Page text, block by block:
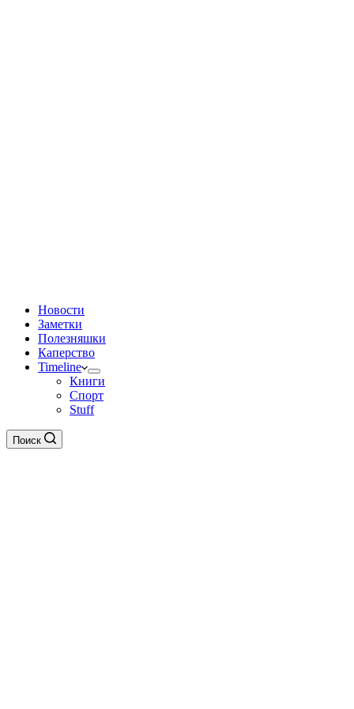
Новости
Заметки
Полезняшки
Каперство
Timeline
Книги
Спорт
Stuff
Поиск